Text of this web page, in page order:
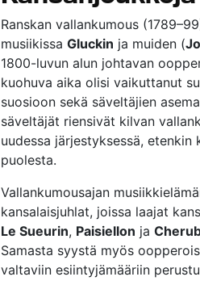
Ranskan vallankumous
musiikissa Gluckin ja muiden (
1800-luvun alun johtavan
kuohuva aika olisi vaikuttanut
suosioon sekä säveltäjien
säveltäjät riensivät kilvan
uudessa järjestyksessä, etenkin
puolesta.
Vallankumousajan
kansalaisjuhlat, joissa laajat
Le Sueurin, Paisiellon ja
Samasta syystä myös
valtaviin esiintyjämääriin